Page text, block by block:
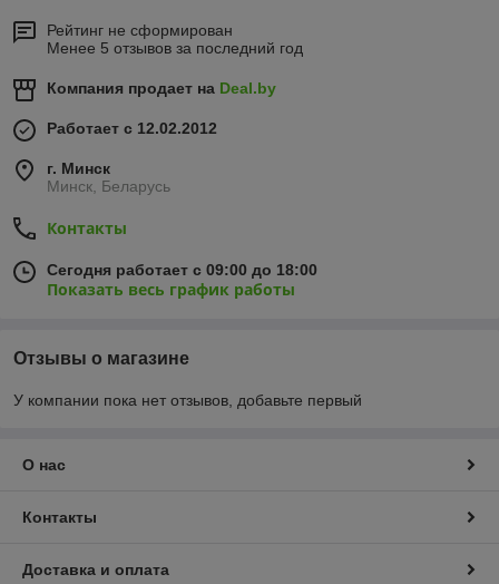
Рейтинг не сформирован
Менее 5 отзывов за последний год
Компания продает на Deal.by
Работает с 12.02.2012
г. Минск
Минск, Беларусь
Контакты
Сегодня работает с 09:00 до 18:00
Показать весь график работы
Отзывы о магазине
У компании пока нет отзывов, добавьте первый
О нас
Контакты
Доставка и оплата